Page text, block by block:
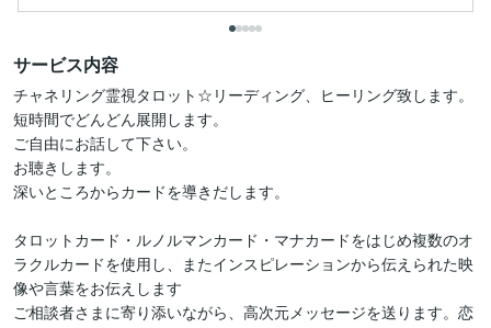
サービス内容
チャネリング霊視タロット☆リーディング、ヒーリング致します。
短時間でどんどん展開します。
ご自由にお話して下さい。
お聴きします。
深いところからカードを導きだします。
タロットカード・ルノルマンカード・マナカードをはじめ複数のオ
ラクルカードを使用し、またインスピレーションから伝えられた映
像や言葉をお伝えします
ご相談者さまに寄り添いながら、高次元メッセージを送ります。恋